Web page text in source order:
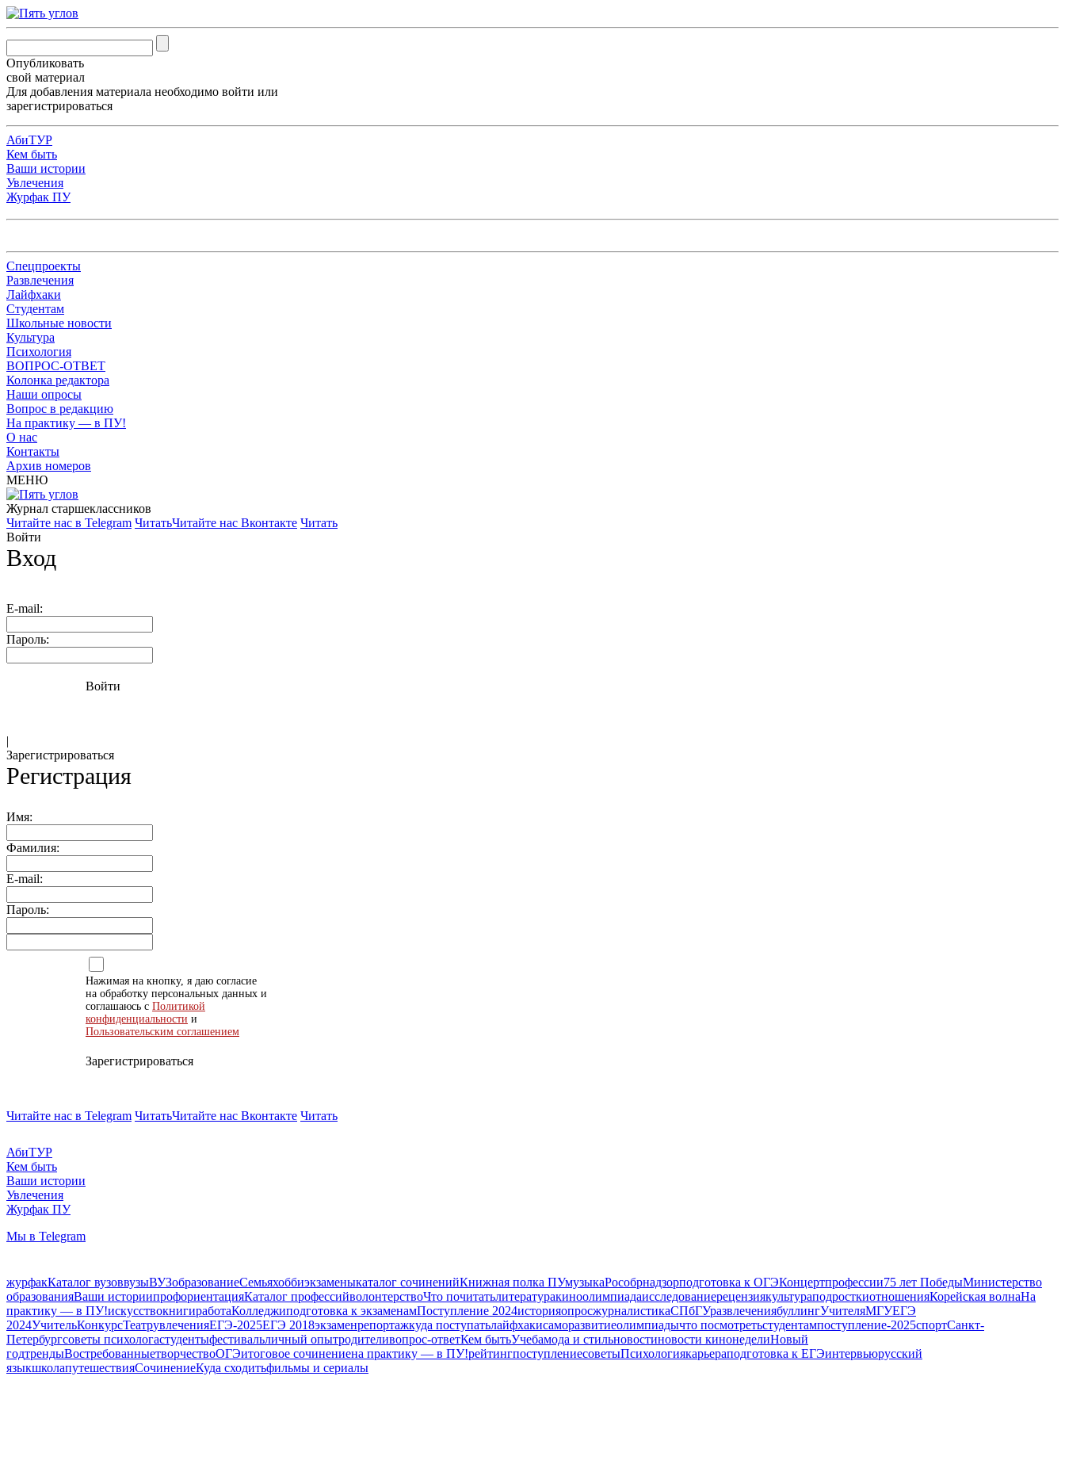
Опубликовать
свой материал
Для добавления материала необходимо войти или
зарегистрироваться
АбиТУР
Кем быть
Ваши истории
Увлечения
Журфак ПУ
Спецпроекты
Развлечения
Лайфхаки
Студентам
Школьные новости
Культура
Психология
ВОПРОС-ОТВЕТ
Колонка редактора
Наши опросы
Вопрос в редакцию
На практику — в ПУ!
О нас
Контакты
Архив номеров
МЕНЮ
Журнал старшекласcников
Читайте нас в Telegram ЧитатьЧитайте нас Вконтакте Читать
Войти
Вход
E-mail:
Пароль:
Войти
|
Зарегистрироваться
Регистрация
Имя:
Фамилия:
E-mail:
Пароль:
Нажимая на кнопку, я даю согласие
на обработку персональных данных и
соглашаюсь с Политикой
конфиденциальности и
Пользовательским соглашением
Зарегистрироваться
Читайте нас в Telegram ЧитатьЧитайте нас Вконтакте Читать
АбиТУР
Кем быть
Ваши истории
Увлечения
Журфак ПУ
Мы в Telegram
журфакКаталог вузоввузыВУЗобразованиеСемьяхоббиэкзаменыкаталог сочиненийКнижная полка ПУмузыкаРособрнадзорподготовка к ОГЭКонцертпрофессии75 лет ПобедыМинистерство
образованияВаши историипрофориентацияКаталог профессийволонтерствоЧто почитатьлитературакиноолимпиадаисследованиерецензиякультураподросткиотношенияКорейская волнаНа
практику — в ПУ!искусствокнигиработаКолледжиподготовка к экзаменамПоступление 2024историяопросжурналистикаСПбГУразвлечениябуллингУчителяМГУЕГЭ
2024УчительКонкурсТеатрувлеченияЕГЭ-2025ЕГЭ 2018экзаменрепортажкуда поступатьлайфхакисаморазвитиеолимпиадычто посмотретьстудентампоступление-2025спортСанкт-
Петербургсоветы психологастудентыфестивальличный опытродителивопрос-ответКем бытьУчебамода и стильновостиновости кинонеделиНовый
годтрендыВостребованныетворчествоОГЭитоговое сочинениена практику — в ПУ!рейтингпоступлениесоветыПсихологиякарьераподготовка к ЕГЭинтервьюрусский
языкшколапутешествияСочинениеКуда сходитьфильмы и сериалы